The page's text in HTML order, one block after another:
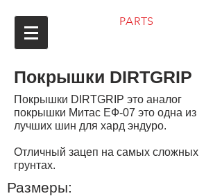
PARTS
Покрышки DIRTGRIP
Покрышки DIRTGRIP это аналог
покрышки Митас ЕФ-07 это одна из
лучших шин для хард эндуро.
Отличный зацеп на самых сложных
грунтах.
Размеры: